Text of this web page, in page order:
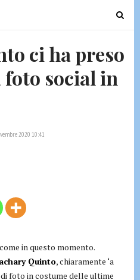
T
o
g
e
ci ha preso
foto social in
2020 10:41
in questo momento.
Quinto, chiaramente ‘a
foto in costume delle ultime